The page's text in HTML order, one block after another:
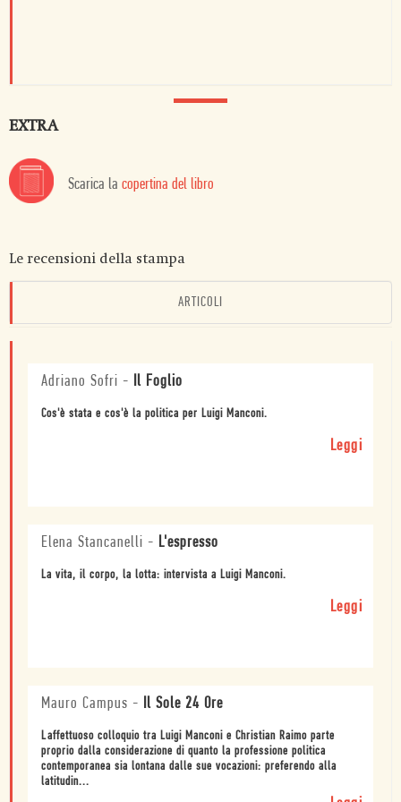
EXTRA
Scarica la copertina del libro
Le recensioni della stampa
ARTICOLI
Adriano Sofri - Il Foglio
Cos'è stata e cos'è la politica per Luigi Manconi.
Leggi
Elena Stancanelli - L'espresso
La vita, il corpo, la lotta: intervista a Luigi Manconi.
Leggi
Mauro Campus - Il Sole 24 Ore
Laffettuoso colloquio tra Luigi Manconi e Christian Raimo parte
proprio dalla considerazione di quanto la professione politica
contemporanea sia lontana dalle sue vocazioni: preferendo alla
latitudin...